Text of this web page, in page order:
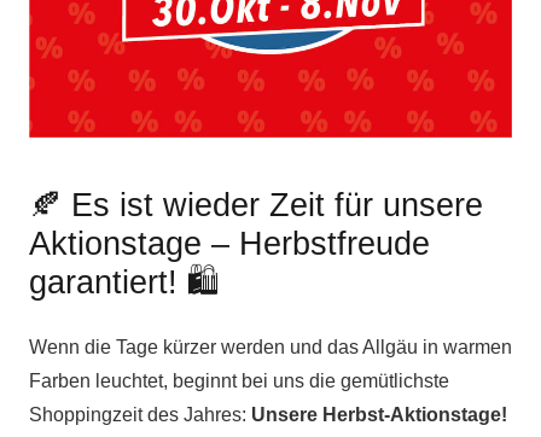
🍂 Es ist wieder Zeit für unsere
Aktionstage – Herbstfreude
garantiert! 🛍️
Wenn die Tage kürzer werden und das Allgäu in warmen
Farben leuchtet, beginnt bei uns die gemütlichste
Shoppingzeit des Jahres: Unsere Herbst-Aktionstage!